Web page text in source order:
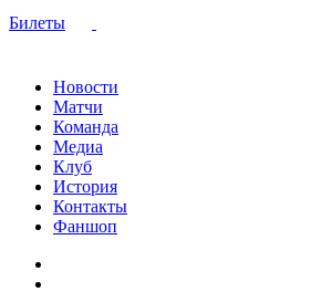
Билеты
Новости
Матчи
Команда
Медиа
Клуб
История
Контакты
Фаншоп